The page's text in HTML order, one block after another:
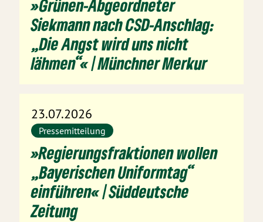
»Grünen-Abgeordneter
Siekmann nach CSD-Anschlag:
„Die Angst wird uns nicht
lähmen“« | Münchner Merkur
23.07.2026
Pressemitteilung
»Regierungsfraktionen wollen
„Bayerischen Uniformtag“
einführen« | Süddeutsche
Zeitung